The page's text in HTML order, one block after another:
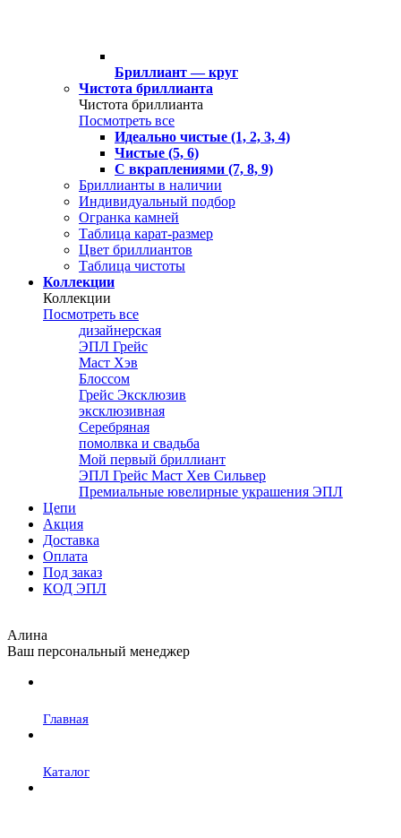
Бриллиант — круг
Чистота бриллианта
Чистота бриллианта
Посмотреть все
Идеально чистые (1, 2, 3, 4)
Чистые (5, 6)
С вкраплениями (7, 8, 9)
Бриллианты в наличии
Индивидуальный подбор
Огранка камней
Таблица карат-размер
Цвет бриллиантов
Таблица чистоты
Коллекции
Коллекции
Посмотреть все
дизайнерская
ЭПЛ Грейс
Маст Хэв
Блоссом
Грейс Эксклюзив
эксклюзивная
Серебряная
помолвка и свадьба
Мой первый бриллиант
ЭПЛ Грейс Маст Хев Сильвер
Премиальные ювелирные украшения ЭПЛ
Цепи
Акция
Доставка
Оплата
Под заказ
КОД ЭПЛ
Алина
Ваш персональный менеджер
Главная
Каталог